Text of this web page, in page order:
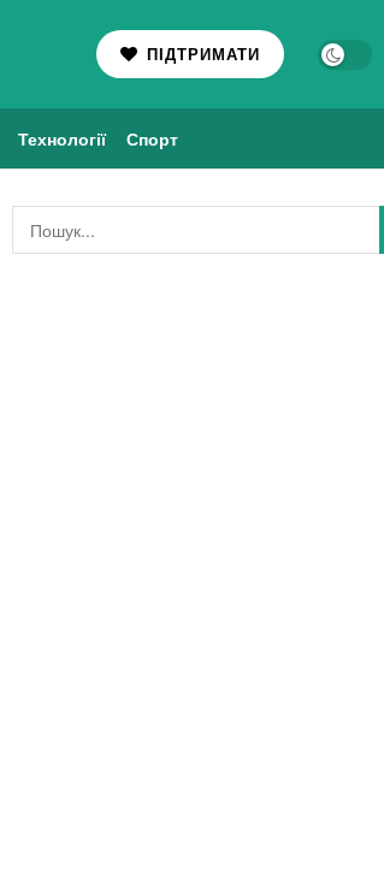
ПІДТРИМАТИ
Технології Спорт